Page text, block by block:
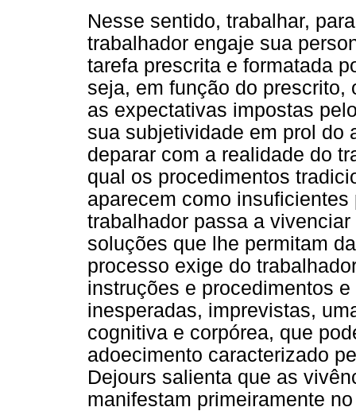
Nesse sentido, trabalhar,
trabalhador engaje sua
tarefa prescrita e formatada
seja, em função do prescrito,
as expectativas impostas
sua subjetividade em prol do
deparar com a realidade do
qual os procedimentos
aparecem como
trabalhador passa a
soluções que lhe permitam
processo exige do
instruções e procedimentos
inesperadas, imprevistas,
cognitiva e corpórea, que
adoecimento caracterizado
Dejours salienta que as
manifestam primeiramente